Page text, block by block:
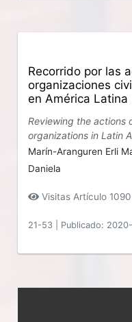
Recorrido por las
organizaciones
en América Latina
Reviewing the actions
organizations in Latin
Marín-Aranguren Erli
Daniela
Visitas Artículo 1090
21-53 Publicado: